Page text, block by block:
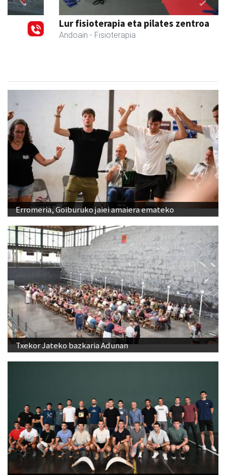
Lur fisioterapia eta pilates zentroa
Andoain - Fisioterapia
Previous Next
Erromeria, Goiburuko jaiei amaiera emateko
Txekor Jateko bazkaria Adunan